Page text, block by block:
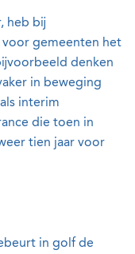
heb bij
gemeenten het
denken
in beweging
interim
die toen in
tien jaar voor
in golf de